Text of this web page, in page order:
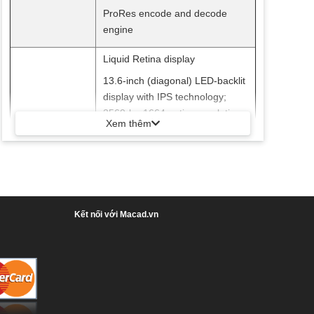
ProRes encode and decode
engine
Display
Liquid Retina display
13.6-inch (diagonal) LED-backlit
display with IPS technology;
2560-by-1664 native resolution
at 224 pixels per inch with
support for 1 billion colors
True Tone technology
Xem thêm
Kết nối với Macad.vn